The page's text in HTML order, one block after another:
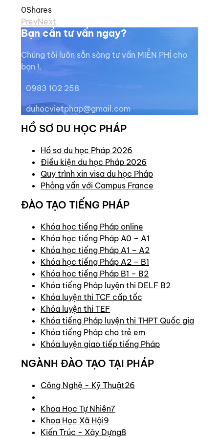
0Shares
PrevNext
Bạn cần tư vấn ngay?
Chúng tôi luôn sẵn sàng tư vấn MIỄN PHÍ cho
bạn !.
0983 102 258
duhocvietphap@gmail.com
HỒ SƠ DU HỌC PHÁP
Hồ sơ du học Pháp 2026
Điều kiện du học Pháp 2026
Quy trình xin visa du học Pháp
Phỏng vấn với Campus France
ĐÀO TẠO TIẾNG PHÁP
Khóa học tiếng Pháp online
Khóa học tiếng Pháp A0 – A1
Khóa học tiếng Pháp A1 – A2
Khóa học tiếng Pháp A2 – B1
Khóa học tiếng Pháp B1 – B2
Khóa tiếng Pháp luyện thi DELF B2
Khóa luyện thi TCF cấp tốc
Khóa luyện thi TEF
Khóa tiếng Pháp luyện thi THPT Quốc gia
Khóa tiếng Pháp cho trẻ em
Khóa luyện giao tiếp tiếng Pháp
NGÀNH ĐÀO TẠO TẠI PHÁP
Công Nghệ - Kỹ Thuật26
Khoa Học Tự Nhiên7
Khoa Học Xã Hội9
Kiến Trúc - Xây Dựng8